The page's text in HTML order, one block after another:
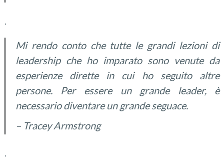
.
Mi rendo conto che tutte le grandi lezioni di
leadership che ho imparato sono venute da
esperienze dirette in cui ho seguito altre
persone. Per essere un grande leader, è
necessariodiventare un grande seguace.
– Tracey Armstrong
.